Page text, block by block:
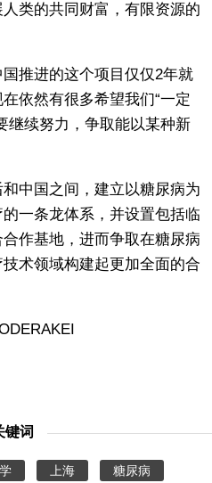
类的共同财富，有限资源的
推进的这个项目仅仅2年就
依然有很多希望我们“一定
继续努力，争取能以某种新
中国之间，建立以糖尿病为
一条龙体系，并设置包括临
作基地，进而争取在糖尿病
术领域构建起更加全面的合
键词
上海 糖尿病